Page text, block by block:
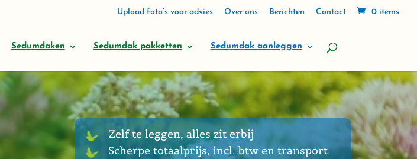
Upload foto’s voor advies Over ons Berichten Contact 0 items
Sedumdaken Sedumdak pakketten Sedumdak aanleggen
Zelf te leggen, alles zit erbij
Scherpe totaalprijs, incl. btw en transport